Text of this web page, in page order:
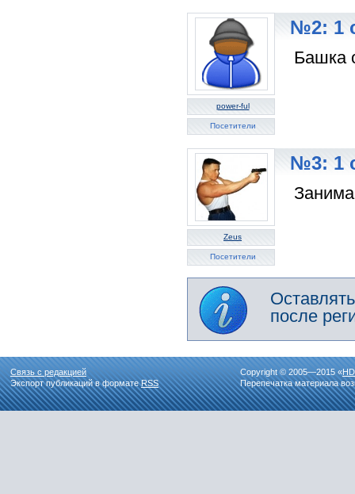
power-ful
Посетители
№2: 1
Башка
Zeus
Посетители
№3: 1
после
Связь с редакцией
Экспорт публикаций в форматеRSS
Copyright © 2005—2015 «
Перепечатка материала